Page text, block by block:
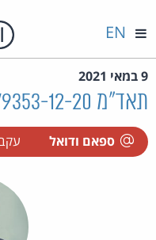
EN
9 במאי 2021
תאד"מ 79353-12-20 רז נ' רשף
ספאם ודואל